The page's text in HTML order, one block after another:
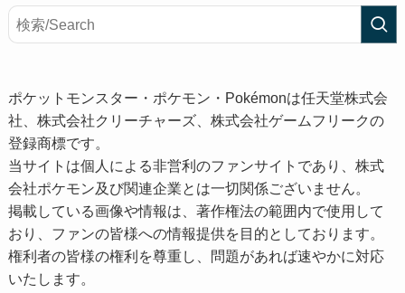
ポケットモンスター・ポケモン・Pokémonは任天堂株式会
社、株式会社クリーチャーズ、株式会社ゲームフリークの
登録商標です。
当サイトは個人による非営利のファンサイトであり、株式
会社ポケモン及び関連企業とは一切関係ございません。
掲載している画像や情報は、著作権法の範囲内で使用して
おり、ファンの皆様への情報提供を目的としております。
権利者の皆様の権利を尊重し、問題があれば速やかに対応
いたします。